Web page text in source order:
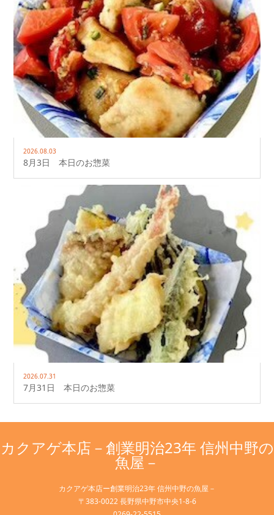
2026.08.03
8月3日 本日のお惣菜
2026.07.31
7月31日 本日のお惣菜
カクアゲ本店－創業明治23年 信州中野の
魚屋－
カクアゲ本店ー創業明治23年 信州中野の魚屋－
〒383-0022 長野県中野市中央1-8-6